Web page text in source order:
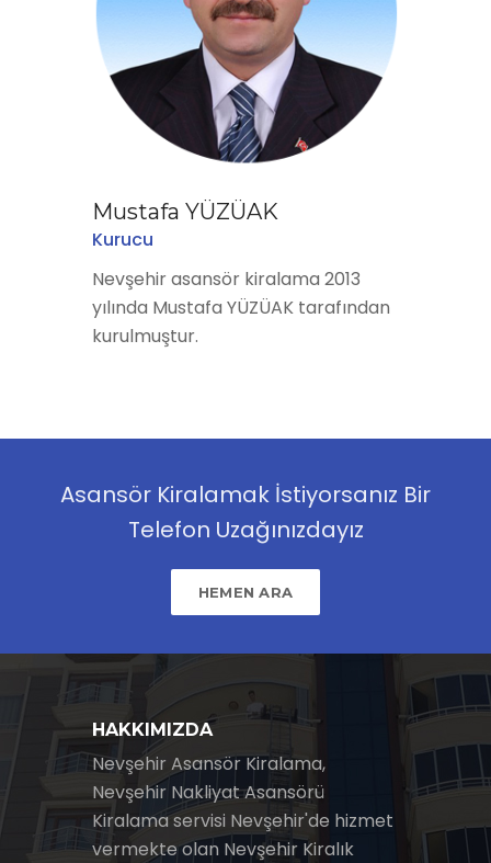
Mustafa YÜZÜAK
Kurucu
Nevşehir asansör kiralama 2013
yılında Mustafa YÜZÜAK tarafından
kurulmuştur.
Asansör Kiralamak İstiyorsanız Bir
Telefon Uzağınızdayız
HEMEN ARA
HAKKIMIZDA
Nevşehir Asansör Kiralama,
Nevşehir Nakliyat Asansörü
Kiralama servisi Nevşehir'de hizmet
vermekte olan Nevşehir Kiralık